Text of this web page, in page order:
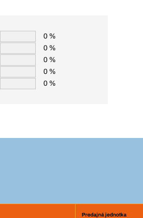
0 %
0 %
0 %
0 %
0 %
Predajná jednotka